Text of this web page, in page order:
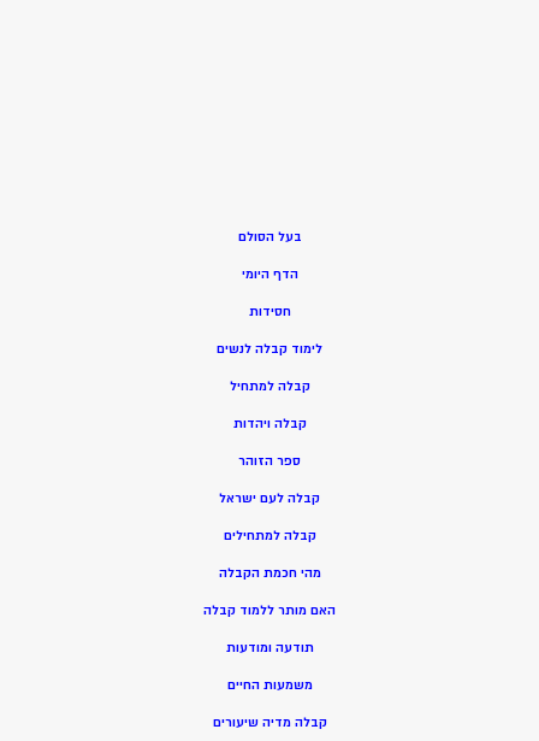
בעל הסולם
הדף היומי
חסידות
לימוד קבלה לנשים
קבלה למתחיל
קבלה ויהדות
ספר הזוהר
קבלה לעם ישראל
קבלה למתחילים
מהי חכמת הקבלה
האם מותר ללמוד קבלה
תודעה ומודעות
משמעות החיים
קבלה מדיה שיעורים